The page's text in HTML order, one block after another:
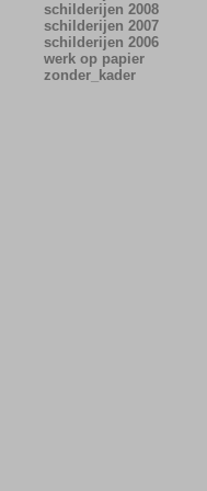
schilderijen 2008
schilderijen 2007
schilderijen 2006
werk op papier
zonder_kader